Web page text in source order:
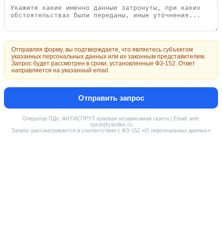
Отправляя форму, вы подтверждаете, что являетесь субъектом
указанных персональных данных или их законным представителем.
Запрос будет рассмотрен в сроки, установленные ФЗ-152. Ответ
направляется на указанный email.
Отправить запрос
Оператор ПДн: АНТИСПРУТ краевая независимая газета | Email: anti-
sprut@yandex.ru
Запрос рассматривается в соответствии с ФЗ-152 «О персональных данных»